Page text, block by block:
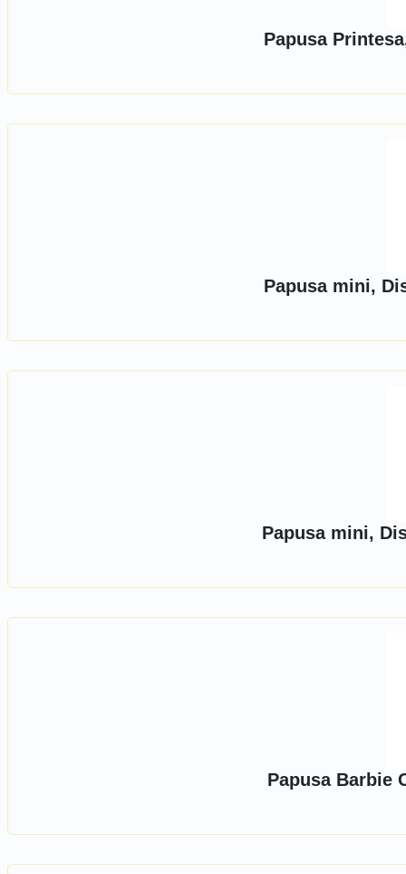
Papusa
Papusa mini,
Papusa mini,
Papusa Barbie